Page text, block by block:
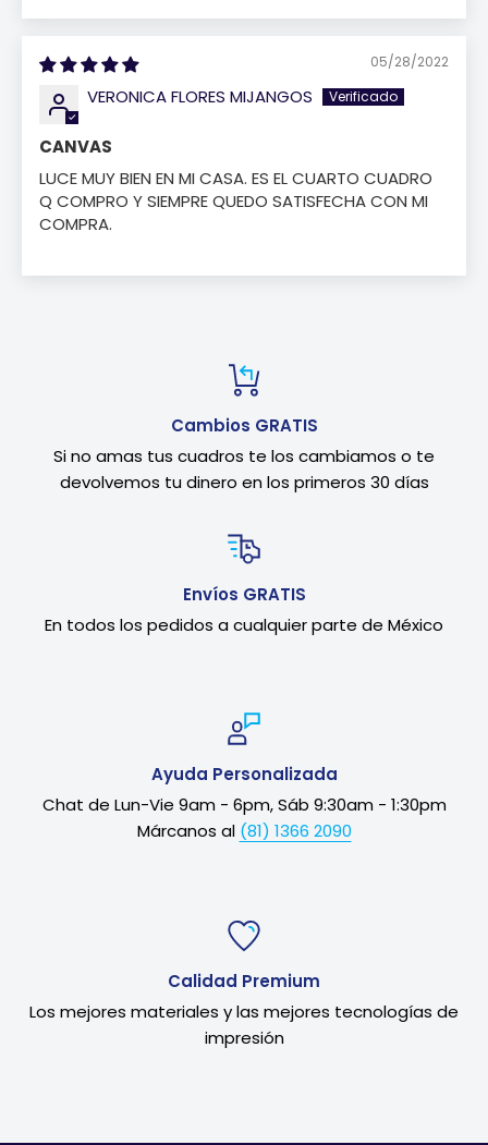
05/28/2022
VERONICA FLORES MIJANGOS
CANVAS
LUCE MUY BIEN EN MI CASA. ES EL CUARTO CUADRO
Q COMPRO Y SIEMPRE QUEDO SATISFECHA CON MI
COMPRA.
Cambios GRATIS
Si no amas tus cuadros te los cambiamos o te
devolvemos tu dinero en los primeros 30 días
Envíos GRATIS
En todos los pedidos a cualquier parte de México
Ayuda Personalizada
Chat de Lun-Vie 9am - 6pm, Sáb 9:30am - 1:30pm
Márcanos al (81) 1366 2090
Calidad Premium
Los mejores materiales y las mejores tecnologías de
impresión